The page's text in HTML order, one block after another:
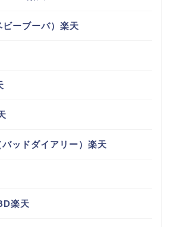
ーブーバ）楽天
ッドダイアリー）楽天
楽天